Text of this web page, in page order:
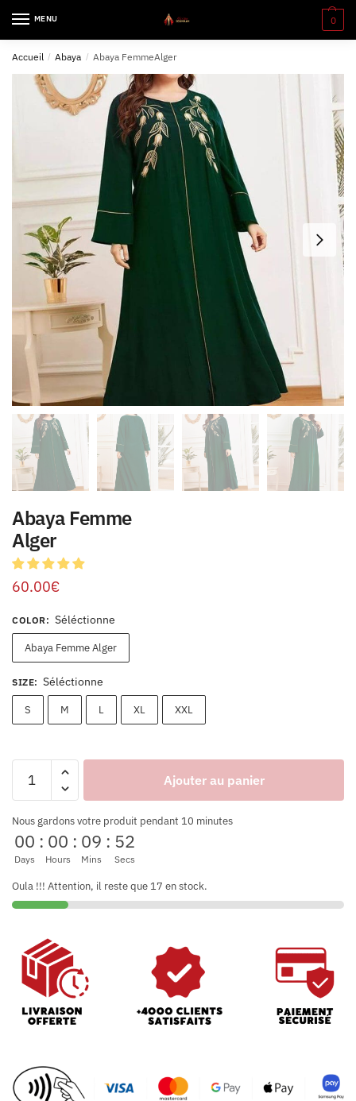
MENU 0
Accueil / Abaya / Abaya FemmeAlger
Abaya Femme
Alger
60.00€
COLOR: Séléctionne
Abaya Femme Alger
SIZE: Séléctionne
S M L XL XXL
Ajouter au panier
Nous gardons votre produit pendant 10 minutes
00
Days
: 00
Hours
: 09
Mins
: 52
Secs
Oula !!! Attention, il reste que 17 en stock.